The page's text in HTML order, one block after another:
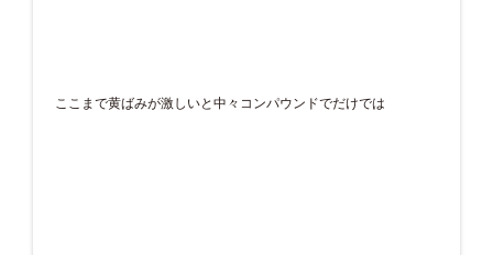
ここまで黄ばみが激しいと中々コンパウンドでだけでは